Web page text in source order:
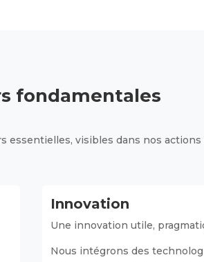
fondamentales
essentielles, visibles dans nos
Innovation
Une innovation utile,
Nous intégrons des